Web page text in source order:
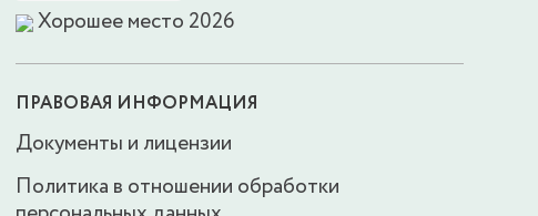
Хорошее место 2026
ПРАВОВАЯ ИНФОРМАЦИЯ
Документы и лицензии
Политика в отношении обработки